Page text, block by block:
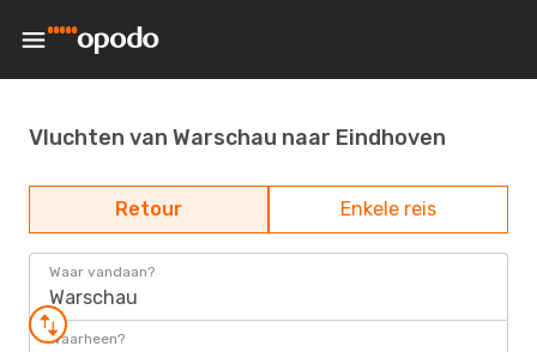
Vluchten van Warschau naar Eindhoven
Retour Enkele reis
Waar vandaan?
Warschau
Waarheen?